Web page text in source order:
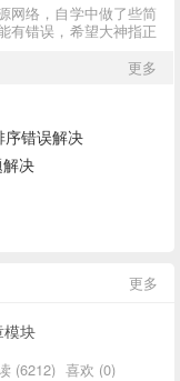
网络，自学中做了些简
有错误，希望大神指正
更多
错误解决
决
更多
模块
(6212) 喜欢 (0)